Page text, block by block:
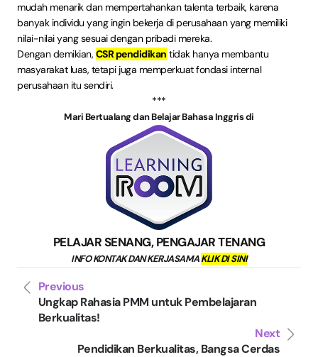
mudah menarik dan mempertahankan talenta terbaik, karena
banyak individu yang ingin bekerja di perusahaan yang memiliki
nilai-nilai yang sesuai dengan pribadi mereka.
Dengan demikian, CSR pendidikan tidak hanya membantu
masyarakat luas, tetapi juga memperkuat fondasi internal
perusahaan itu sendiri.
***
Mari Bertualang dan Belajar Bahasa Inggris di
PELAJAR SENANG, PENGAJAR TENANG
INFO KONTAK DAN KERJASAMAKLIK DI SINI
Previous
Ungkap Rahasia PMM untuk Pembelajaran
Berkualitas!
Next
Pendidikan Berkualitas, Bangsa Cerdas